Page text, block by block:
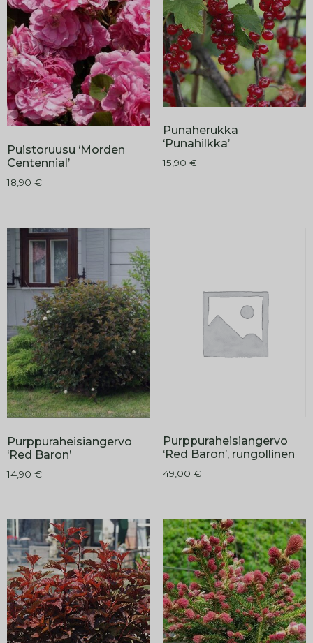
Puistoruusu ‘Morden
Centennial’
18,90 €
Punaherukka
‘Punahilkka’
15,90 €
Purppuraheisiangervo
‘Red Baron’
14,90 €
Purppuraheisiangervo
‘Red Baron’, rungollinen
49,00 €